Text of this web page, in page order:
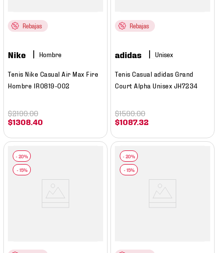
Rebajas
Nike Hombre
Tenis Nike Casual Air Max Fire
Hombre IR0819-002
$1308 .40
$2199.00
Rebajas
adidas
Tenis Casual adidas Grand
Court Alpha Unisex JH7234
$1087.32
$1599.00